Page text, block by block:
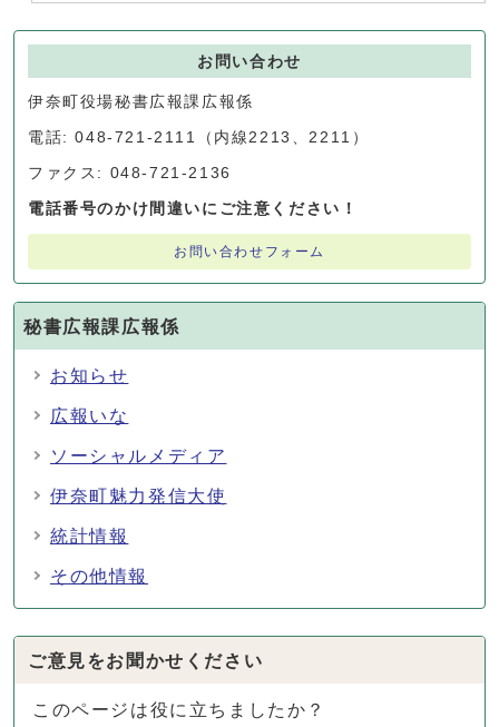
お問い合わせ
伊奈町役場秘書広報課広報係
電話: 048-721-2111（内線2213、2211）
ファクス: 048-721-2136
電話番号のかけ間違いにご注意ください！
お問い合わせフォーム
秘書広報課広報係
お知らせ
広報いな
ソーシャルメディア
伊奈町魅力発信大使
統計情報
その他情報
ご意見をお聞かせください
このページは役に立ちましたか？